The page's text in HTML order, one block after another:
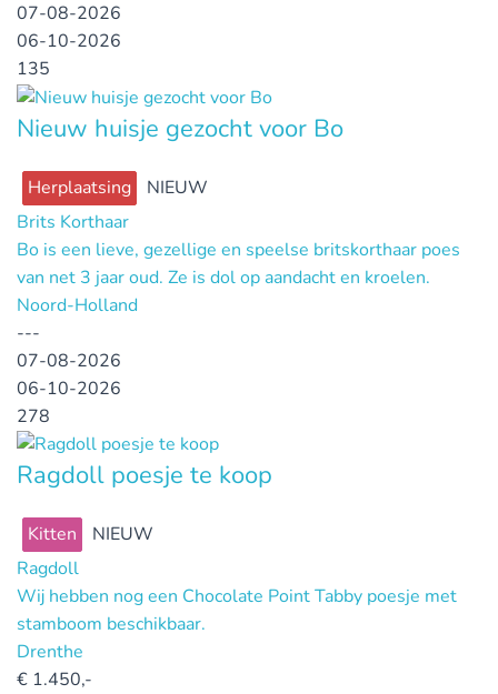
07-08-2026
06-10-2026
135
Nieuw huisje gezocht voor Bo
Herplaatsing
NIEUW
Brits Korthaar
Bo is een lieve, gezellige en speelse britskorthaar poes
van net 3 jaar oud. Ze is dol op aandacht en kroelen.
Noord-Holland
---
07-08-2026
06-10-2026
278
Ragdoll poesje te koop
Kitten
NIEUW
Ragdoll
Wij hebben nog een Chocolate Point Tabby poesje met
stamboom beschikbaar.
Drenthe
€ 1.450,-